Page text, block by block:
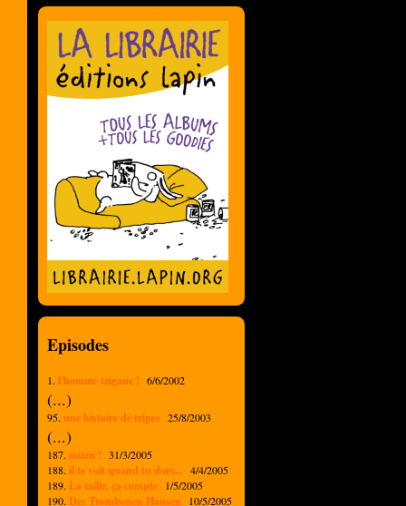
Episodes
1. l'homme tzigane ! 6/6/2002
(...)
95. une histoire de tripes 25/8/2003
(...)
187. miam ! 31/3/2005
188. il te voit quand tu dors... 4/4/2005
189. La taille, ça compte 1/5/2005
190. Der Trombonen Hausen 10/5/2005